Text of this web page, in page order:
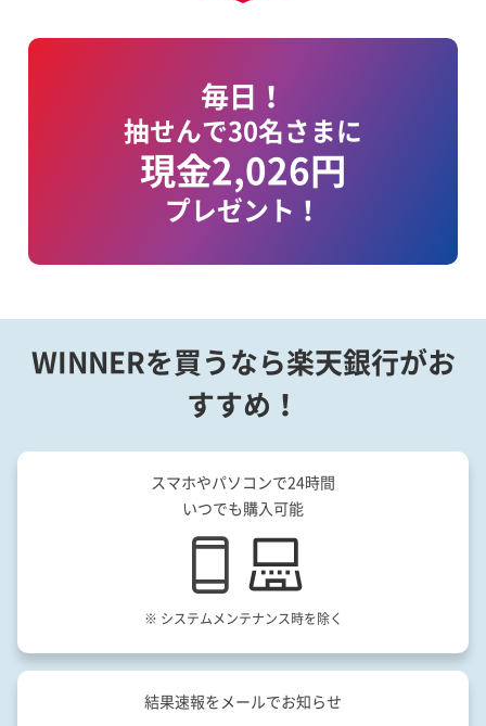
毎日！
抽せんで30名さまに
現金2,026円
プレゼント！
WINNERを買うなら楽天銀行がお
すすめ！
スマホやパソコンで24時間
いつでも購入可能
※ システムメンテナンス時を除く
結果速報をメールでお知らせ